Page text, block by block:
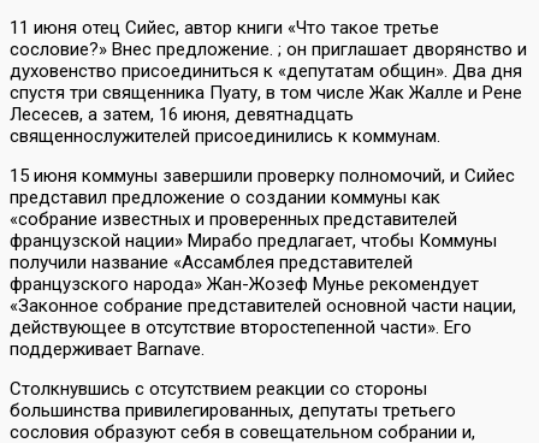
11 июня отец Сийес, автор книги «Что такое третье
сословие?» Внес предложение. ; он приглашает дворянство и
духовенство присоединиться к «депутатам общин». Два дня
спустя три священника Пуату, в том числе Жак Жалле и Рене
Лесесев, а затем, 16 июня, девятнадцать
священнослужителей присоединились к коммунам.
15 июня коммуны завершили проверку полномочий, и Сийес
представил предложение о создании коммуны как
«собрание известных и проверенных представителей
французской нации» Мирабо предлагает, чтобы Коммуны
получили название «Ассамблея представителей
французского народа» Жан-Жозеф Мунье рекомендует
«Законное собрание представителей основной части нации,
действующее в отсутствие второстепенной части». Его
поддерживает Barnave.
Столкнувшись с отсутствием реакции со стороны
большинства привилегированных, депутаты третьего
сословия образуют себя в совещательном собрании и,